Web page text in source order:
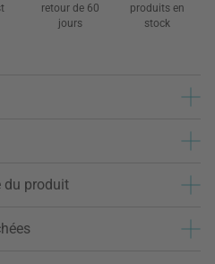
retour de 60
jours
produits en
stock
du produit